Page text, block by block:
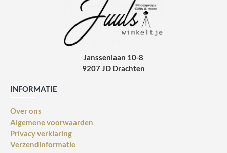
Janssenlaan 10-8
9207 JD Drachten
INFORMATIE
Over ons
Algemene voorwaarden
Privacy verklaring
Verzendinformatie